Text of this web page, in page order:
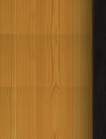
كتب 1990